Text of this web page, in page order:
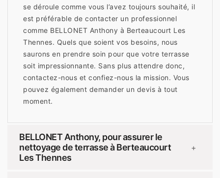
se déroule comme vous l’avez toujours souhaité, il
est préférable de contacter un professionnel
comme BELLONET Anthony à Berteaucourt Les
Thennes. Quels que soient vos besoins, nous
saurons en prendre soin pour que votre terrasse
soit impressionnante. Sans plus attendre donc,
contactez-nous et confiez-nous la mission. Vous
pouvez également demander un devis à tout
moment.
BELLONET Anthony, pour assurer le
nettoyage de terrasse à Berteaucourt
Les Thennes
+